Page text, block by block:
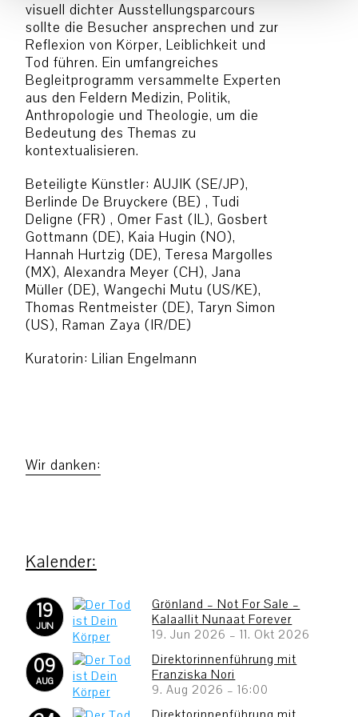
visuell dichter Ausstellungsparcours
sollte die Besucher ansprechen und zur
Reflexion von Körper, Leiblichkeit und
Tod führen. Ein umfangreiches
Begleitprogramm versammelte Experten
aus den Feldern Medizin, Politik,
Anthropologie und Theologie, um die
Bedeutung des Themas zu
kontextualisieren.
Beteiligte Künstler: AUJIK (SE/JP),
Berlinde De Bruyckere (BE) , Tudi
Deligne (FR) , Omer Fast (IL), Gosbert
Gottmann (DE), Kaia Hugin (NO),
Hannah Hurtzig (DE), Teresa Margolles
(MX), Alexandra Meyer (CH), Jana
Müller (DE), Wangechi Mutu (US/KE),
Thomas Rentmeister (DE), Taryn Simon
(US), Raman Zaya (IR/DE)
Kuratorin: Lilian Engelmann
Wir danken:
19
JUN
Grönland – Not For Sale –
Kalaallit Nunaat Forever
19. Jun 2026 –11. Okt 2026
09
AUG
Direktorinnenführung mit
Franziska Nori
9. Aug 2026 –16:00